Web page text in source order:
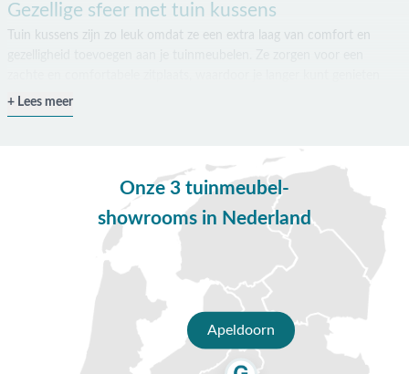
Gezellige sfeer met tuin kussens
Tuin kussens zijn zo leuk omdat ze een extra laag van comfort en
van het buitenleven. Bovendien zijn er veel verschillende soorten
kussentjes verkrijgbaar, waardoor je altijd wel een kussen kunt vinden
patronen en materialen kun je bovendien eenvoudig een persoonlijke
touch toevoegen aan je tuin. Kortom, kussentjes voor tuinstoelen
maken je tuin niet alleen comfortabeler, maar ook sfeervoller en
Combineren kussentjes tuinstoelen
Er zijn verschillende manieren om gezellige sfeer tuinkussens te
combineren met andere buitenmeubels. Een goede manier is om te
werken met kleuren en patronen die goed bij elkaar passen. Kies
bijvoorbeeld voor sierkussens in dezelfde kleur als je tuinmeubelen of
ga juist voor contrasterende kleuren om een speels effect te creëren.
Lees meer
Onze 3 tuinmeubel-
showrooms in Nederland
Apeldoorn